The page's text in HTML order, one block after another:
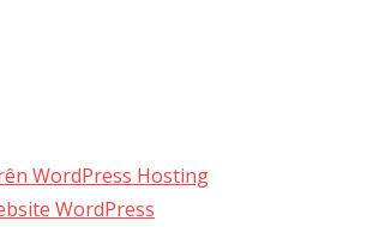
WordPress Hosting
WordPress